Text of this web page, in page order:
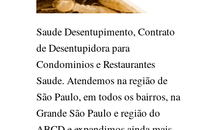
Saude Desentupimento, Contrato
de Desentupidora para
Condominios e Restaurantes
Saude. Atendemos na região de
São Paulo, em todos os bairros, na
Grande São Paulo e região do